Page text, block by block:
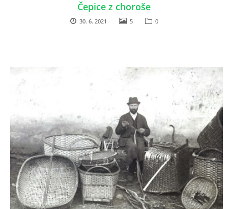
tel. 773 916 275
info@domdej.cz
Aktualizováno: 17. 7. 2026 Nahoru ↑
Čepice z choroše
30. 6. 2021 5 0